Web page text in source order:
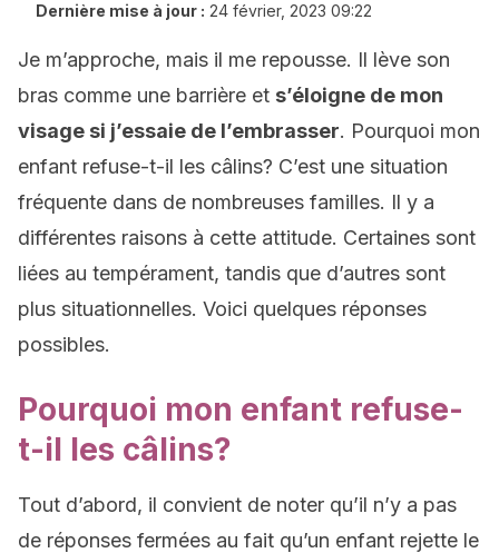
Dernière mise à jour : 24 février, 2023 09:22
Je m’approche, mais il me repousse. Il lève son
bras comme une barrière et s’éloigne de mon
visage si j’essaie de l’embrasser. Pourquoi mon
enfant refuse-t-il les câlins? C’est une situation
fréquente dans de nombreuses familles. Il y a
différentes raisons à cette attitude. Certaines sont
liées au tempérament, tandis que d’autres sont
plus situationnelles. Voici quelques réponses
possibles.
Pourquoi mon enfant refuse-
t-il les câlins?
Tout d’abord, il convient de noter qu’il n’y a pas
de réponses fermées au fait qu’un enfant rejette le